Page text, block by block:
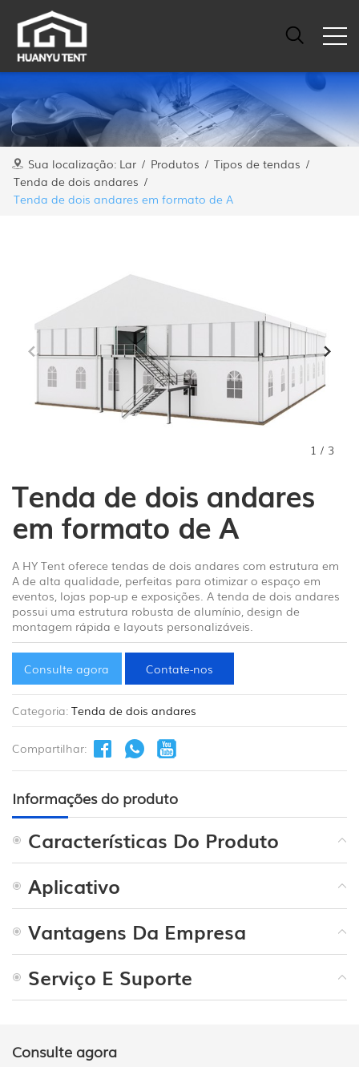
Sua localização: Lar / Produtos / Tipos de tendas /
Tenda de dois andares /
Tenda de dois andares em formato de A
Tenda de dois andares
em formato de A
A HY Tent oferece tendas de dois andares com estrutura em
A de alta qualidade, perfeitas para otimizar o espaço em
eventos, lojas pop-up e exposições. A tenda de dois andares
possui uma estrutura robusta de alumínio, design de
montagem rápida e layouts personalizáveis.
Consulte agora Contate-nos
Categoria: Tenda de dois andares
Compartilhar:
1 / 3
Informações do produto
Características Do Produto
Aplicativo
Vantagens Da Empresa
Serviço E Suporte
Consulte agora